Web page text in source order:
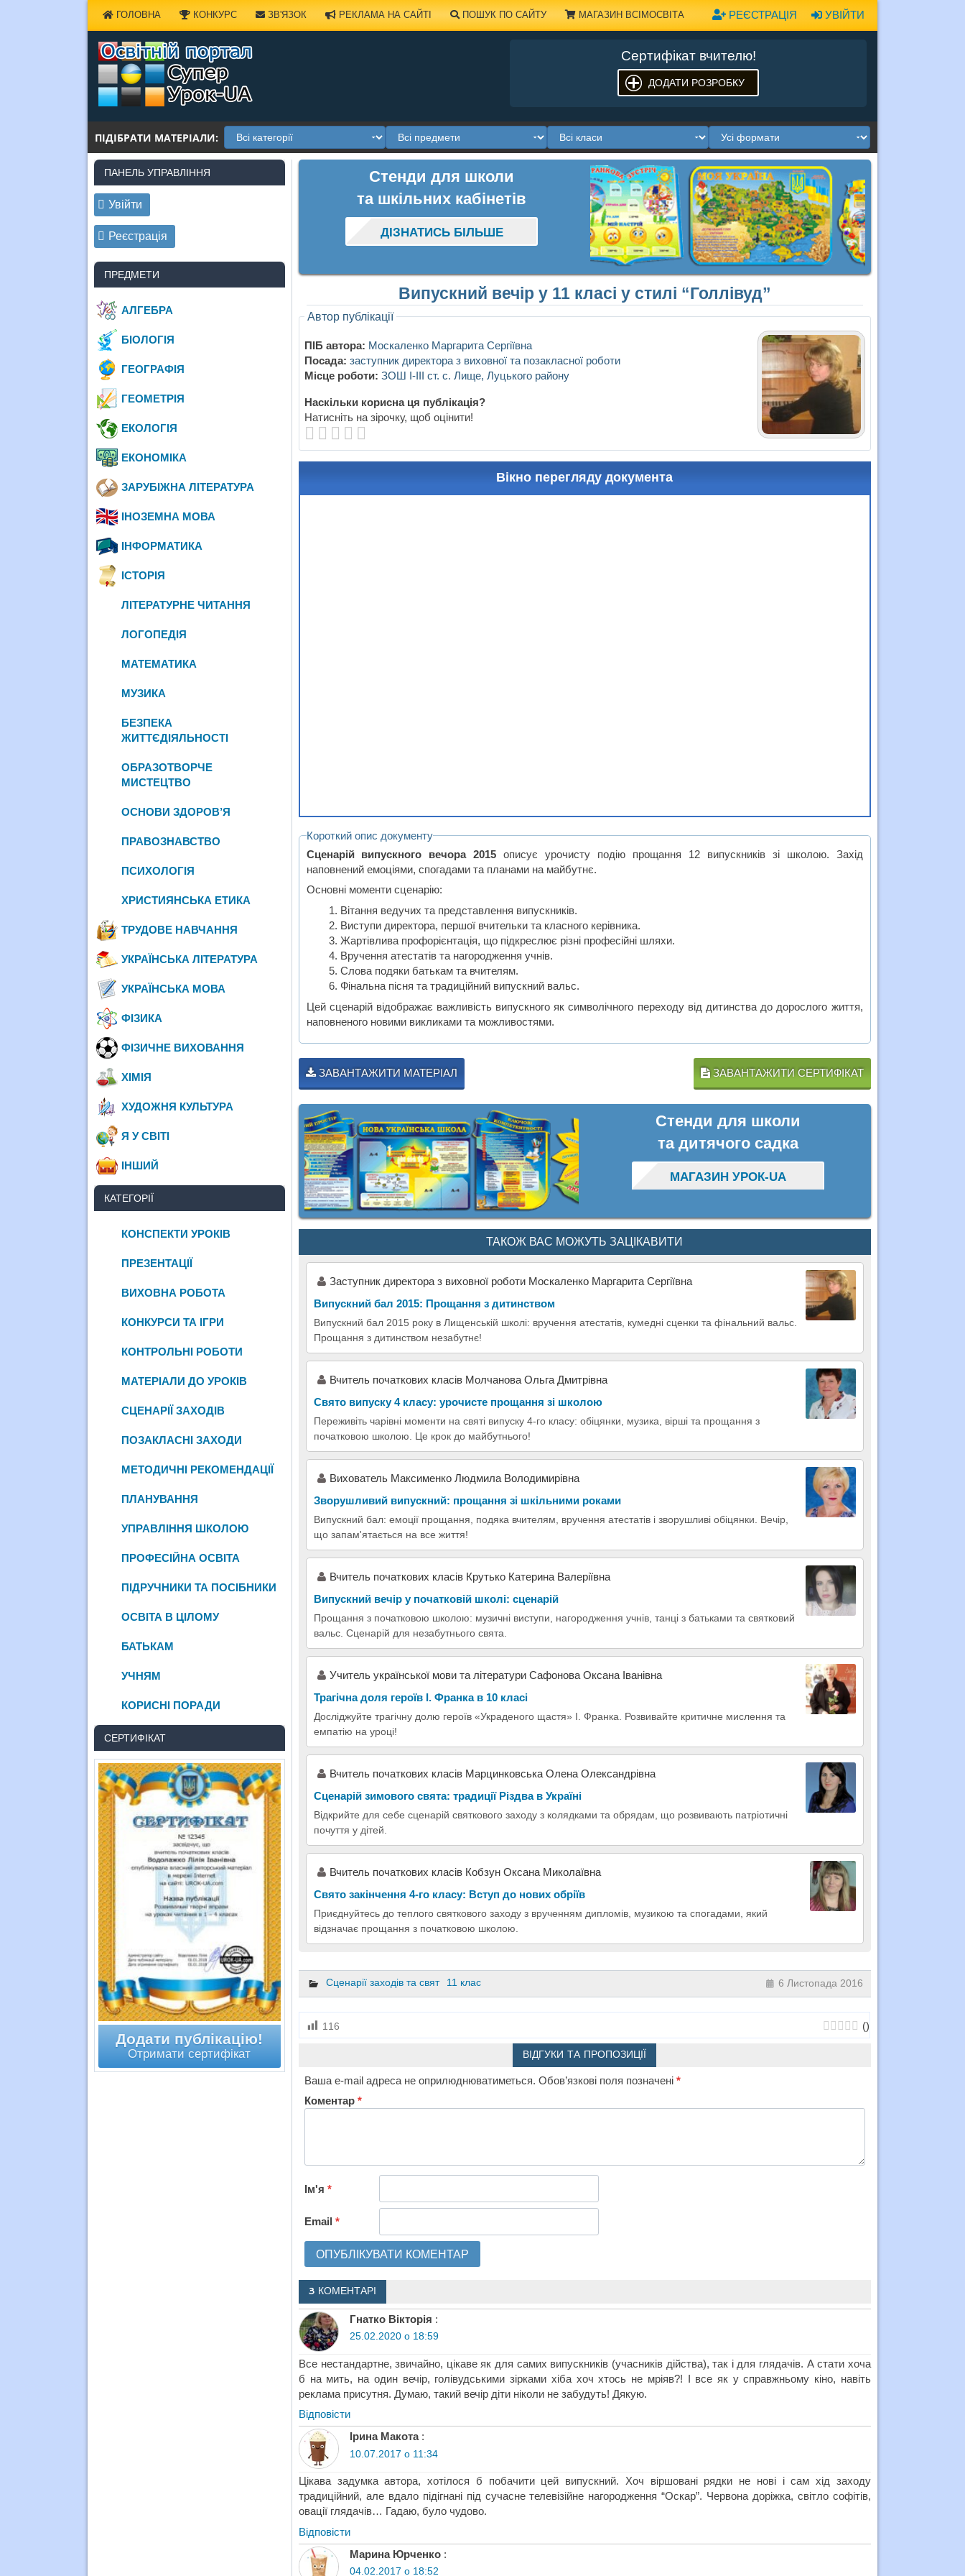
УВІЙТИ
РЕЄСТРАЦІЯ
ГОЛОВНА КОНКУРС ЗВ'ЯЗОК РЕКЛАМА НА САЙТІ ПОШУК ПО САЙТУ МАГАЗИН ВСІМОСВІТА
Сертифікат вчителю!
ДОДАТИ РОЗРОБКУ
ПІДІБРАТИ МАТЕРІАЛИ:
Стенди для школи
та шкільних кабінетів
ДІЗНАТИСЬ БІЛЬШЕ
Випускний вечір у 11 класі у стилі “Голлівуд”
Автор публікації
ПІБ автора: Москаленко Маргарита Сергіївна
Посада: заступник директора з виховної та позакласної роботи
Місце роботи: ЗОШ І-ІІІ ст. с. Лище, Луцького району
Наскільки корисна ця публікація?
Натисніть на зірочку, щоб оцінити!
Вікно перегляду документа
Короткий опис документу
Сценарій випускного вечора 2015описує урочисту подію прощання 12 випускників зі школою. Захід
наповнений емоціями, спогадами та планами на майбутнє.
Основні моменти сценарію:
Вітання ведучих та представлення випускників.
Виступи директора, першої вчительки та класного керівника.
Жартівлива профорієнтація, що підкреслює різні професійні шляхи.
Вручення атестатів та нагородження учнів.
Слова подяки батькам та вчителям.
Фінальна пісня та традиційний випускний вальс.
Цей сценарій відображає важливість випускного як символічного переходу від дитинства до дорослого життя,
наповненого новими викликами та можливостями.
ЗАВАНТАЖИТИ МАТЕРІАЛ ЗАВАНТАЖИТИ СЕРТИФІКАТ
Стенди для школи
та дитячого садка
МАГАЗИН УРОК-UA
ТАКОЖ ВАС МОЖУТЬ ЗАЦІКАВИТИ
Заступник директора з виховної роботи Москаленко Маргарита Сергіївна
Випускний бал 2015: Прощання з дитинством
Випускний бал 2015 року в Лищенській школі: вручення атестатів, кумедні сценки та фінальний вальс.
Прощання з дитинством незабутнє!
Вчитель початкових класів Молчанова Ольга Дмитрівна
Свято випуску 4 класу: урочисте прощання зі школою
Переживіть чарівні моменти на святі випуску 4-го класу: обіцянки, музика, вірші та прощання з
початковою школою. Це крок до майбутнього!
Вихователь Максименко Людмила Володимирівна
Зворушливий випускний: прощання зі шкільними роками
Випускний бал: емоції прощання, подяка вчителям, вручення атестатів і зворушливі обіцянки. Вечір,
що запам'ятається на все життя!
Вчитeль початкових класів Крутько Катeрина Валeріївна
Випускний вечір у початковій школі: сценарій
Прощання з початковою школою: музичні виступи, нагородження учнів, танці з батьками та святковий
вальс. Сценарій для незабутнього свята.
Учитель української мови та літератури Сафонова Оксана Іванівна
Трагічна доля героїв І. Франка в 10 класі
Досліджуйте трагічну долю героїв «Украденого щастя» І. Франка. Розвивайте критичне мислення та
емпатію на уроці!
Вчитель початкових класів Марцинковська Олена Олександрівна
Сценарій зимового свята: традиції Різдва в Україні
Відкрийте для себе сценарій святкового заходу з колядками та обрядам, що розвивають патріотичні
почуття у дітей.
Вчитель початкових класів Кобзун Оксана Миколаївна
Свято закінчення 4-го класу: Вступ до нових обріїв
Приєднуйтесь до теплого святкового заходу з врученням дипломів, музикою та спогадами, який
відзначає прощання з початковою школою.
Сценарії заходів та свят 11 клас 6 Листопада 2016
116 ()
ВІДГУКИ ТА ПРОПОЗИЦІЇ
Ваша e-mail адреса не оприлюднюватиметься. Обов’язкові поля позначені *
Коментар *
Ім'я *
Email *
3 КОМЕНТАРІ
Гнатко Вікторія :
25.02.2020 о 18:59
Все нестандартне, звичайно, цікаве як для самих випускників (учасників дійства), так і для глядачів. А стати хоча
б на мить, на один вечір, голівудськими зірками хіба хоч хтось не мріяв?! І все як у справжньому кіно, навіть
реклама присутня. Думаю, такий вечір діти ніколи не забудуть! Дякую.
Відповіcти
Ірина Макота :
10.07.2017 о 11:34
Цікава задумка автора, хотілося б побачити цей випускний. Хоч віршовані рядки не нові і сам хід заходу
традиційний, але вдало підігнані під сучасне телевізійне нагородження “Оскар”. Червона доріжка, світло софітів,
овації глядачів… Гадаю, було чудово.
Відповіcти
Марина Юрченко :
04.02.2017 о 18:52
ПАНЕЛЬ УПРАВЛІННЯ
Увійти
Реєстрація
ПРЕДМЕТИ
АЛГЕБРА
БІОЛОГІЯ
ГЕОГРАФІЯ
ГЕОМЕТРІЯ
ЕКОЛОГІЯ
ЕКОНОМІКА
ЗАРУБІЖНА ЛІТЕРАТУРА
ІНОЗЕМНА МОВА
ІНФОРМАТИКА
ІСТОРІЯ
ЛІТЕРАТУРНЕ ЧИТАННЯ
ЛОГОПЕДІЯ
МАТЕМАТИКА
МУЗИКА
БЕЗПЕКА
ЖИТТЄДІЯЛЬНОСТІ
ОБРАЗОТВОРЧЕ
МИСТЕЦТВО
ОСНОВИ ЗДОРОВ’Я
ПРАВОЗНАВСТВО
ПСИХОЛОГІЯ
ХРИСТИЯНСЬКА ЕТИКА
ТРУДОВЕ НАВЧАННЯ
УКРАЇНСЬКА ЛІТЕРАТУРА
УКРАЇНСЬКА МОВА
ФІЗИКА
ФІЗИЧНЕ ВИХОВАННЯ
ХІМІЯ
ХУДОЖНЯ КУЛЬТУРА
Я У СВІТІ
ІНШИЙ
КАТЕГОРІЇ
КОНСПЕКТИ УРОКІВ
ПРЕЗЕНТАЦІЇ
ВИХОВНА РОБОТА
КОНКУРСИ ТА ІГРИ
КОНТРОЛЬНІ РОБОТИ
МАТЕРІАЛИ ДО УРОКІВ
СЦЕНАРІЇ ЗАХОДІВ
ПОЗАКЛАСНІ ЗАХОДИ
МЕТОДИЧНІ РЕКОМЕНДАЦІЇ
ПЛАНУВАННЯ
УПРАВЛІННЯ ШКОЛОЮ
ПРОФЕСІЙНА ОСВІТА
ПІДРУЧНИКИ ТА ПОСІБНИКИ
ОСВІТА В ЦІЛОМУ
БАТЬКАМ
УЧНЯМ
КОРИСНІ ПОРАДИ
СЕРТИФІКАТ
Додати публікацію!
Отримати сертифікат